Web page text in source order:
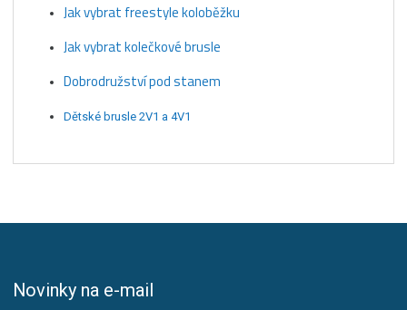
Jak vybrat freestyle koloběžku
Jak vybrat kolečkové brusle
Dobrodružství pod stanem
Dětské brusle 2V1 a 4V1
Novinky na e-mail